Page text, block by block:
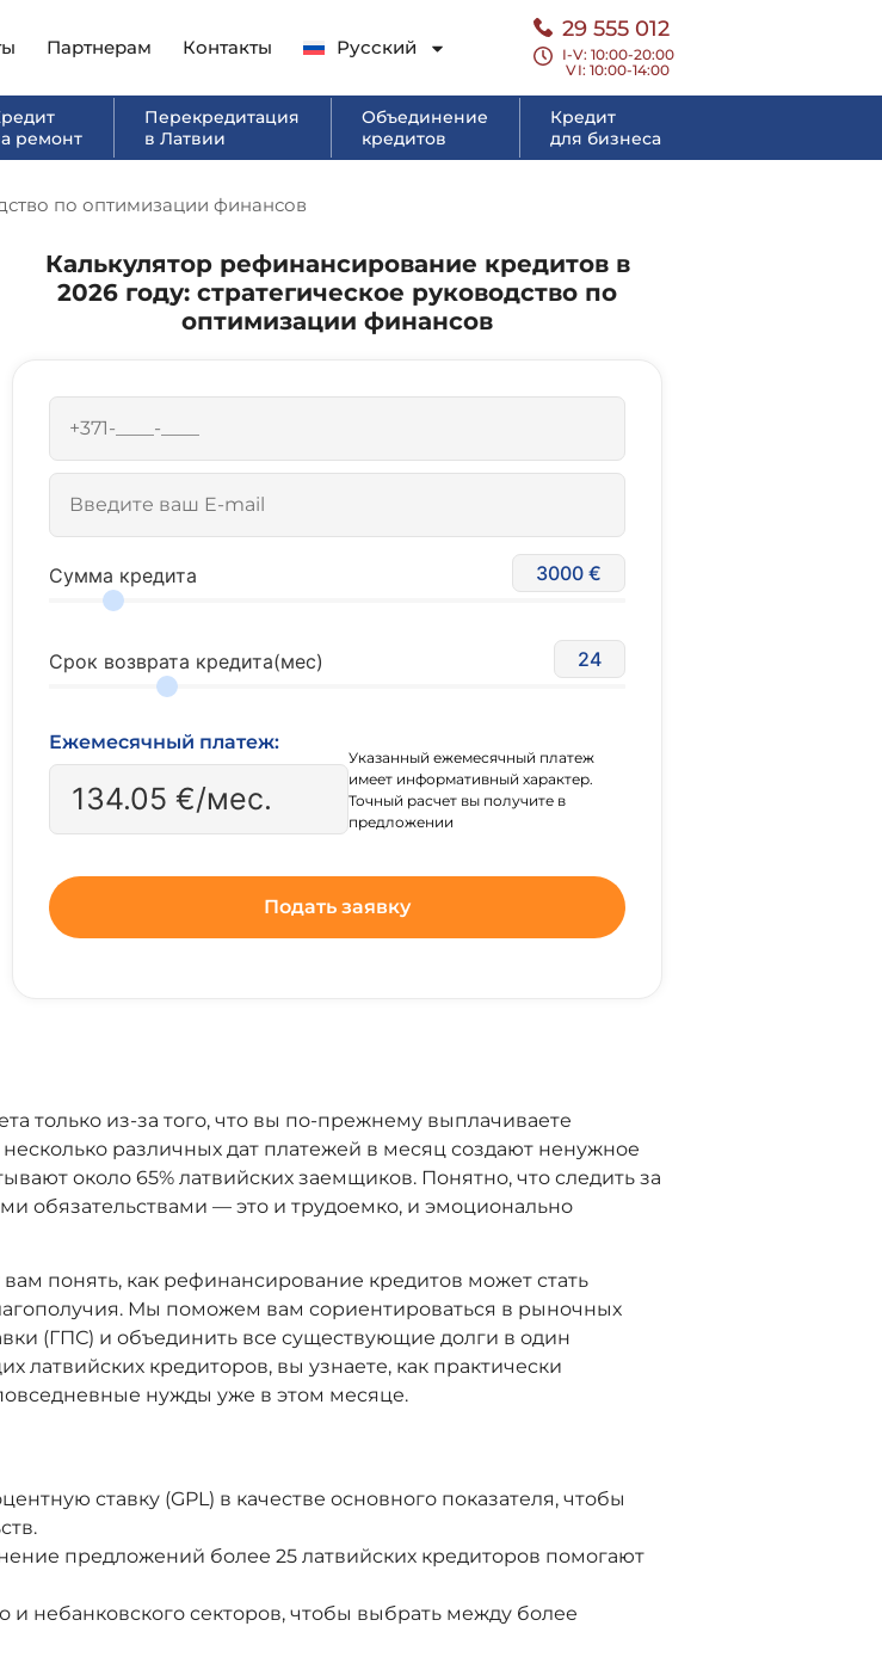
Партнерам Контакты Русский
29 555 012
I-V: 10:00-20:00
VI: 10:00-14:00
ремонт
Перекредитация
в Латвии
Объединение
кредитов
Кредит
для бизнеса
по оптимизации финансов
Калькулятор рефинансирование кредитов в
2026 году: стратегическое руководство по
оптимизации финансов
Сумма кредита 3000
Срок возврата кредита(мес) 24
Ежемесячный платеж:
134.05 €/мес.
Указанный ежемесячный платеж
имеет информативный характер.
Точный расчет вы получите в
предложении
Подать заявку
только из-за того, что вы по-прежнему выплачиваете
различных дат платежей в месяц создают ненужное
около 65% латвийских заемщиков. Понятно, что следить за
обязательствами — это и трудоемко, и эмоционально
понять, как рефинансирование кредитов может стать
Мы поможем вам сориентироваться в рыночных
(ГПС) и объединить все существующие долги в один
кредиторов, вы узнаете, как практически
нужды уже в этом месяце.
ставку (GPL) в качестве основного показателя, чтобы
предложений более 25 латвийских кредиторов помогают
небанковского секторов, чтобы выбрать между более